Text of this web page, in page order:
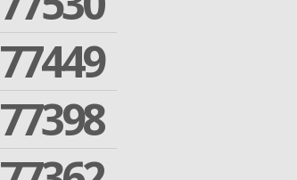
77449
77398